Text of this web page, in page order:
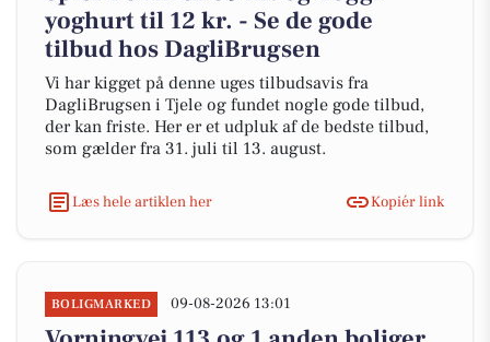
yoghurt til 12 kr. - Se de gode
tilbud hos DagliBrugsen
Vi har kigget på denne uges tilbudsavis fra
DagliBrugsen i Tjele og fundet nogle gode tilbud,
der kan friste. Her er et udpluk af de bedste tilbud,
som gælder fra 31. juli til 13. august.
Læs hele artiklen her Kopiér link
BOLIGMARKED 09-08-2026 13:01